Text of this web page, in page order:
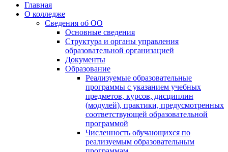
Главная
О колледже
Сведения об ОО
Основные сведения
Структура и органы управления
образовательной организацией
Документы
Образование
Реализуемые образовательные
программы с указанием учебных
предметов, курсов, дисциплин
(модулей), практики, предусмотренных
соответствующей образовательной
программой
Численность обучающихся по
реализуемым образовательным